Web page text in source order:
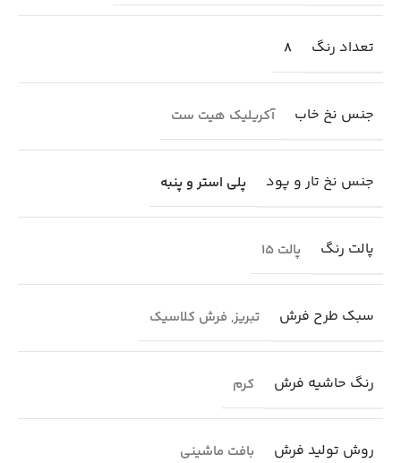
تعداد رنگ 8
جنس نخ خاب آکریلیک هیت ست
جنس نخ تار و پود پلی استر و پنبه
پالت رنگ پالت 15
سبک طرح فرش تبریز, فرش کلاسیک
رنگ حاشیه فرش کرم
روش تولید فرش بافت ماشینی